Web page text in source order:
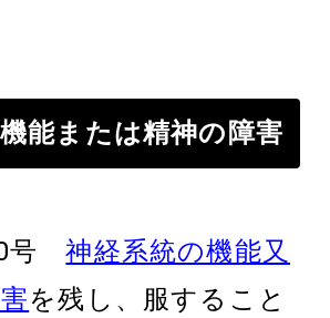
能または精神の障害
号神経系統の機能又
を残し、服すること